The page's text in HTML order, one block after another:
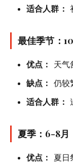
适合人群：
最佳季节：
优点：
天气
缺点： 仍较
适合人群：
夏季：6-8月
优点：
夏日